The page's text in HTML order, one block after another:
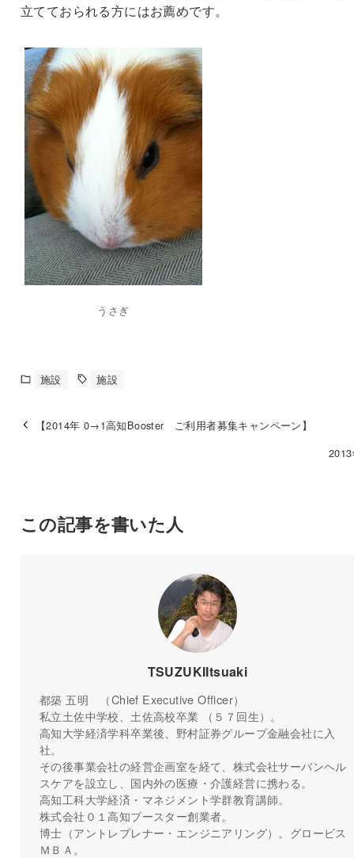
立てておられる方にはお薦めです。
うさぎ
施設 施設
【2014年 0→1高知Booster ご利用者募集キャンペーン】
この記事を書いた人
TSUZUKIItsuaki
都築 五明 （Chief Executive Officer）
私立土佐中学校、土佐高校卒業 （５７回生）。
高知大学経済学科卒業後、野村証券グループ金融会社に入
社。
その後事業会社の経営企画室を経て、株式会社サーバンヘル
スケアを設立し、国内外の医療・介護経営に携わる。
高知工科大学経済・マネジメント学群教育講師。
株式会社０１高知ブースター創業者。
博士（アントレプレナー・エンジニアリング）。グロービス
ＭＢＡ。